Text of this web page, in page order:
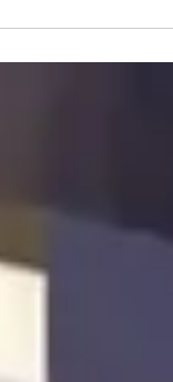
經營邏輯來回答：少